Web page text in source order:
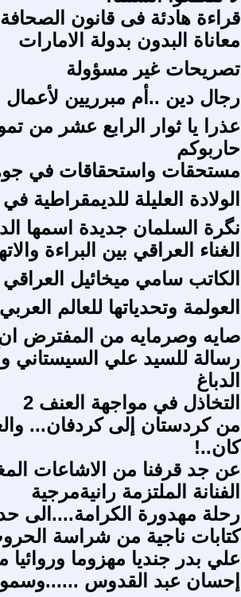
قراءة هادئة فى قانون
معاناة البدون بدولة الامارات
تصريحات غير مسؤولة
رجال دين ..أم مبرريين
عذرا يا ثوار الرابع عشر من
حاربوكم
مستحقات واستحقاقات في
الولادة العليلة للديمقراطية
نگرة السلمان جديدة اسمها
الغناء العراقي بين البراءة
الكاتب سامي ميخائيل العراقي
العولمة وتحدياتها للعالم العربي
صايه وصرمايه من المفترض ان
رسالة للسيد علي السيستاني
الدباغ
التخاذل في مواجهة العنف 2
من كردستان إلى كردفان...
كان..!
عن جد قرفنا من الاشاعات
الفنانة الملتزمة رانيةمرجية
رحلة مهدورة الكرامة....الى
كتابات ناجية من شراسة
علي بدر جنديا مهزوما وروائيا
إحسان عبد القدوس